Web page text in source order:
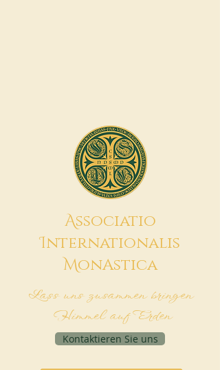
Associatio
Internationalis
MonAstica
Lass uns zusammen bringen
Himmel auf Erden
Kontaktieren Sie uns